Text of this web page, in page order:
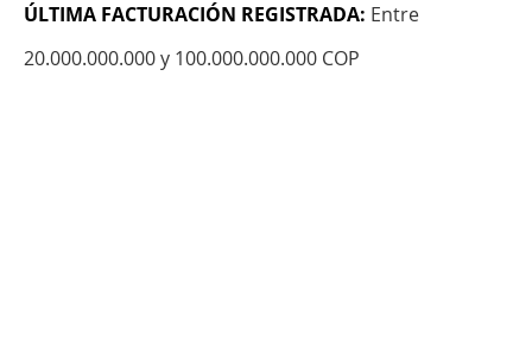
ÚLTIMA FACTURACIÓN REGISTRADA: Entre
20.000.000.000 y 100.000.000.000 COP